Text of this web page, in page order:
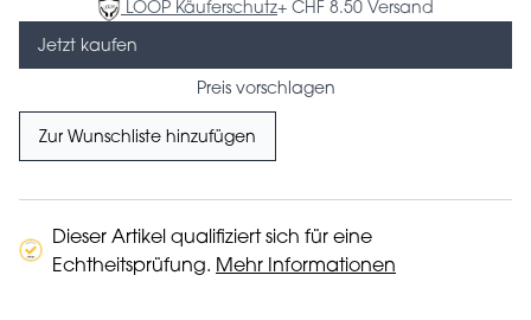
LOOP Käuferschutz+ CHF 8.50 Versand
Jetzt kaufen
Preis vorschlagen
Zur Wunschliste hinzufügen
Dieser Artikel qualifiziert sich für eine
Echtheitsprüfung. Mehr Informationen